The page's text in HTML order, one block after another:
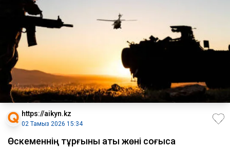
https://aikyn.kz
02 Тамыз 2026 15:34
Өскеменнің тұрғыны аты жөні соғысқа